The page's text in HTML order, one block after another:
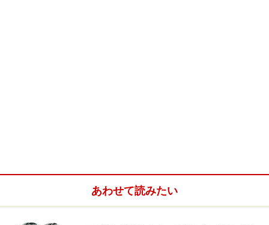
CDチェンジャーなどがセットになって525i用が30万円、
530i用が35万円の設定です。これは多くのユーザーが購
入するのではないでしょうか。
あわせて読みたい